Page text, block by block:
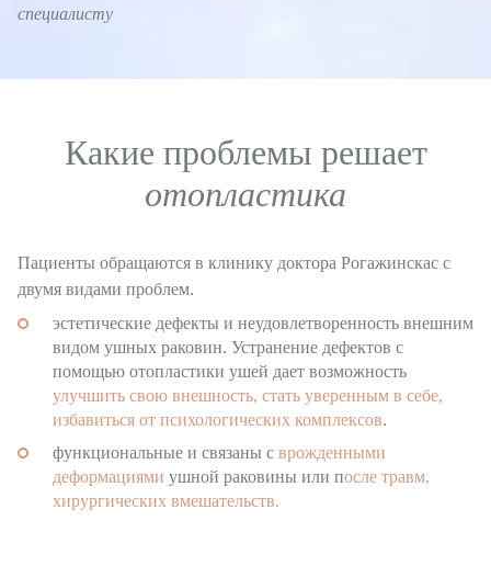
Пластика живота
Липосакция
Липофилинг
Пластика ягодиц
Пластика голеней
Интимная пластика для женщин
Пластика для мужчин
Косметология
Лечебная косметология
специалисту
Какие проблемы решает
отопластика
Пациенты обращаются в клинику доктора Рогажинскас с
двумя видами проблем.
эстетические дефекты и неудовлетворенность внешним
видом ушных раковин. Устранение дефектов с
помощью отопластики ушей дает возможность
улучшить свою внешность, стать уверенным в себе,
избавиться от психологических комплексов.
функциональные и связаны с врожденными
деформациями ушной раковины или после травм,
хирургических вмешательств.